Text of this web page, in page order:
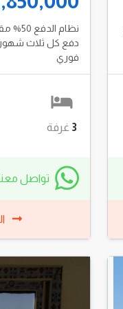
دفع كل ثلاث شهور
فوري
3 غرفة
تواصل